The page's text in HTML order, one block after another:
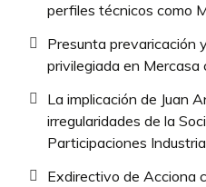
perfiles técnicos como
Presunta prevaricación
privilegiada en Mercasa
La implicación de Juan
irregularidades de la
Participaciones
Exdirectivo de Acciona